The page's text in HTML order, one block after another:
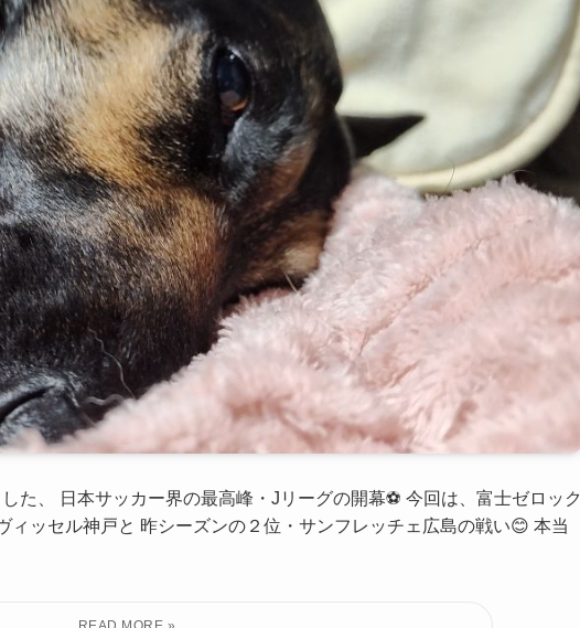
、 日本サッカー界の最高峰・Jリーグの開幕⚽ 今回は、富士ゼロック
ィッセル神戸と 昨シーズンの２位・サンフレッチェ広島の戦い😊 本当